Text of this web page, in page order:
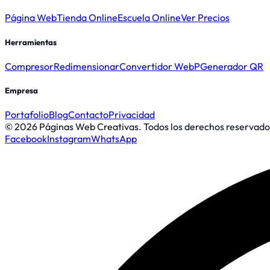
Página WebTienda OnlineEscuela OnlineVer Precios
Herramientas
CompresorRedimensionarConvertidor WebPGenerador QR
Empresa
PortafolioBlogContactoPrivacidad
© 2026 Páginas Web Creativas. Todos los derechos
FacebookInstagramWhatsApp